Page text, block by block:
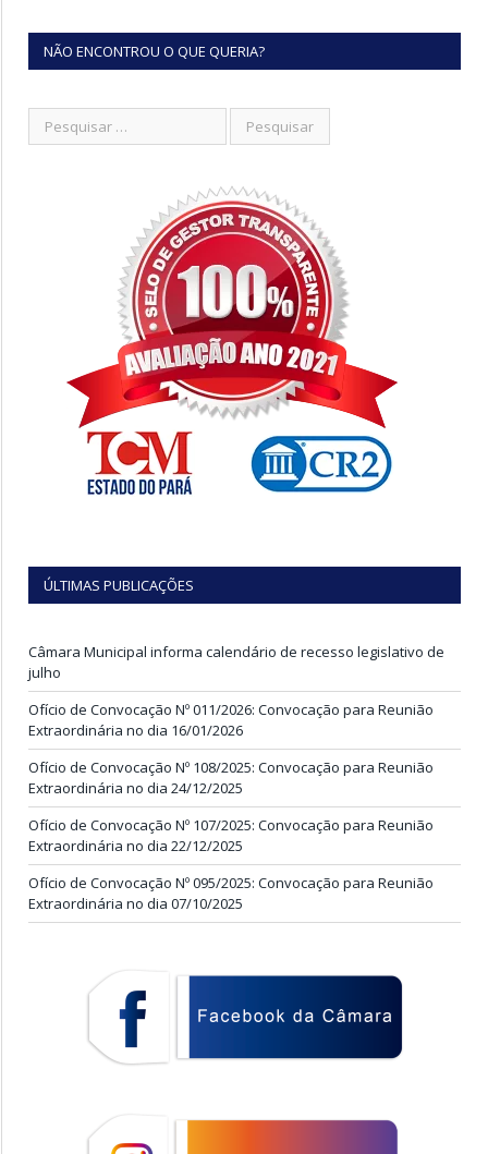
NÃO ENCONTROU O QUE QUERIA?
ÚLTIMAS PUBLICAÇÕES
Câmara Municipal informa calendário de recesso legislativo de
julho
Ofício de Convocação Nº 011/2026: Convocação para Reunião
Extraordinária no dia 16/01/2026
Ofício de Convocação Nº 108/2025: Convocação para Reunião
Extraordinária no dia 24/12/2025
Ofício de Convocação Nº 107/2025: Convocação para Reunião
Extraordinária no dia 22/12/2025
Ofício de Convocação Nº 095/2025: Convocação para Reunião
Extraordinária no dia 07/10/2025